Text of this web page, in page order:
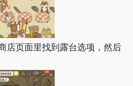
店页面里找到露台选项，然后